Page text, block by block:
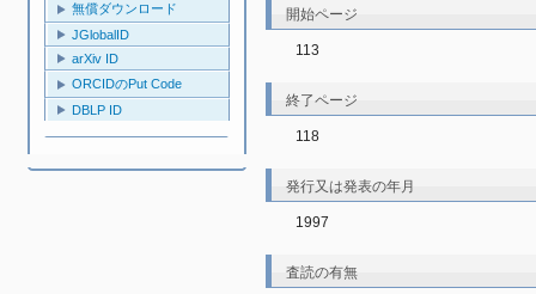
無償ダウンロード
JGlobalID
arXiv ID
ORCIDのPut Code
DBLP ID
開始ページ
113
終了ページ
118
発行又は発表の年月
1997
査読の有無